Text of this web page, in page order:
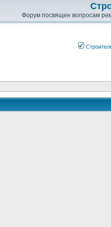
Форум посвящен вопросам